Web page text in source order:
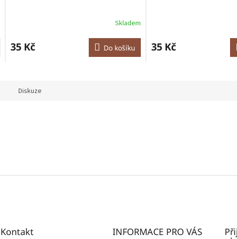
Skladem
35 Kč Do košíku 35 Kč
Diskuze
Kontakt INFORMACE PRO VÁS